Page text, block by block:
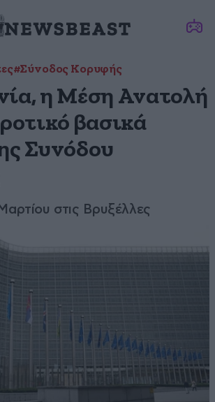
#Σύνοδος Κορυφής
η Μέση Ανατολή
βασικά
Συνόδου
στις Βρυξέλλες